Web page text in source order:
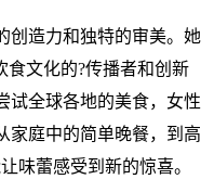
创造力和独特的审美。她
食文化的?传播者和创新
试全球各地的美食，女性
家庭中的简单晚餐，到高
味蕾感受到新的惊喜。